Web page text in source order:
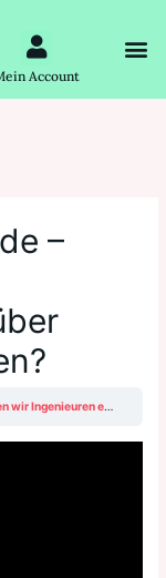
Account
–
über Kreativität beibringen?